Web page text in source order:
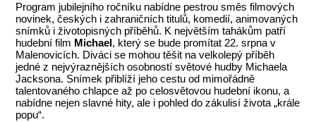
Program jubilejního ročníku nabídne pestrou směs filmových
novinek, českých i zahraničních titulů, komedií, animovaných
snímků i životopisných příběhů. K největším tahákům patří
hudební film Michael, který se bude promítat 22. srpna v
Malenovicích. Diváci se mohou těšit na velkolepý příběh
jedné z nejvýraznějších osobností světové hudby Michaela
Jacksona. Snímek přiblíží jeho cestu od mimořádně
talentovaného chlapce až po celosvětovou hudební ikonu, a
nabídne nejen slavné hity, ale i pohled do zákulisí života „krále
popu“.